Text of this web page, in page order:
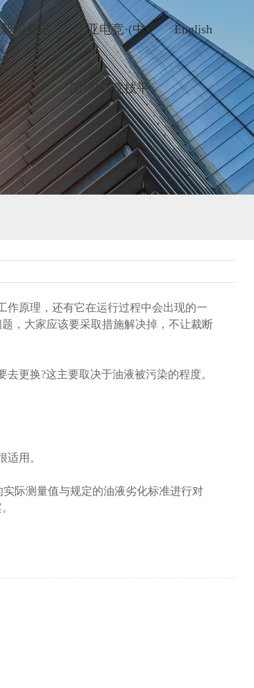
新闻资讯 泛亚电竞·(中
国)电子竞技平
台
English
作原理，还有它在运行过程中会出现的一
，大家应该要采取措施解决掉，不让裁断
更换?这主要取决于油液被污染的程度。
适用。
际测量值与规定的油液劣化标准进行对